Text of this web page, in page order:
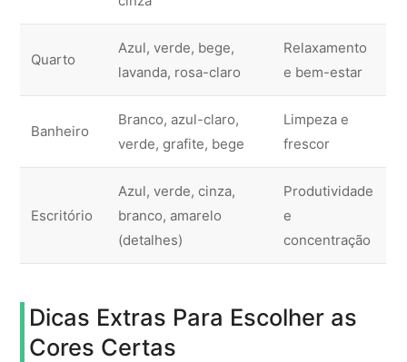
Quarto
Azul, verde, bege,
lavanda, rosa-claro
Relaxamento
e bem-estar
Banheiro
Branco, azul-claro,
verde, grafite, bege
Limpeza e
frescor
Escritório
Azul, verde, cinza,
branco, amarelo
(detalhes)
Produtividade
e
concentração
Dicas Extras Para Escolher as
Cores Certas